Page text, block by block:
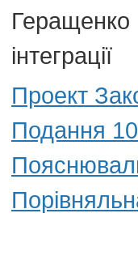
Геращенко
інтеграції
Проект
Подання